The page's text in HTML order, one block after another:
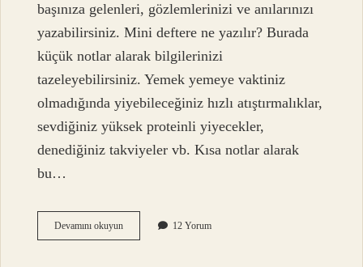
başınıza gelenleri, gözlemlerinizi ve anılarınızı
yazabilirsiniz. Mini deftere ne yazılır? Burada
küçük notlar alarak bilgilerinizi
tazeleyebilirsiniz. Yemek yemeye vaktiniz
olmadığında yiyebileceğiniz hızlı atıştırmalıklar,
sevdiğiniz yüksek proteinli yiyecekler,
denediğiniz takviyeler vb. Kısa notlar alarak
bu…
Devamını okuyunBir
Deftere
12 Yorum